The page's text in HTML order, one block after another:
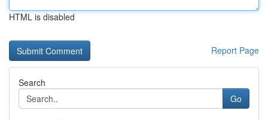
HTML is disabled
Report Page
Search
Go